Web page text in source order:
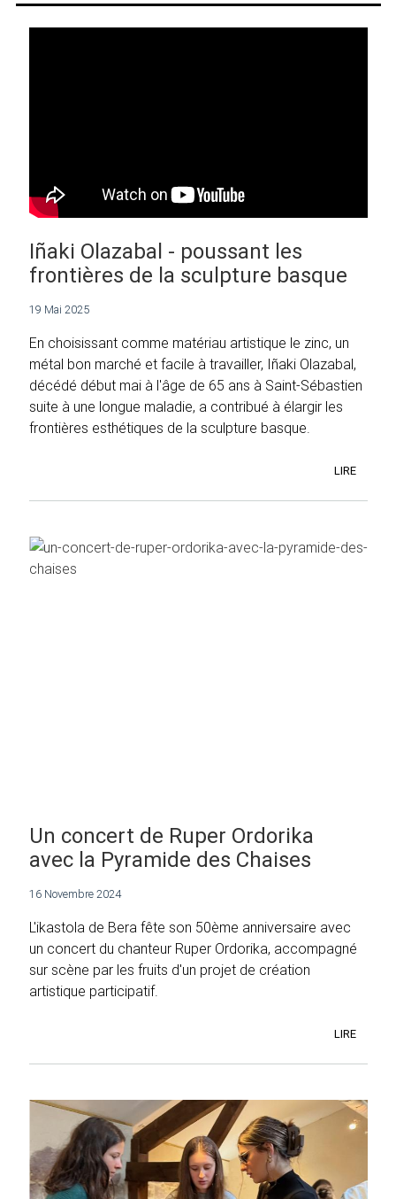
Iñaki Olazabal - poussant les
frontières de la sculpture basque
19 Mai 2025
En choisissant comme matériau artistique le zinc, un
métal bon marché et facile à travailler, Iñaki Olazabal,
décédé début mai à l'âge de 65 ans à Saint-Sébastien
suite à une longue maladie, a contribué à élargir les
frontières esthétiques de la sculpture basque.
LIRE
Un concert de Ruper Ordorika
avec la Pyramide des Chaises
16 Novembre 2024
L'ikastola de Bera fête son 50ème anniversaire avec
un concert du chanteur Ruper Ordorika, accompagné
sur scène par les fruits d'un projet de création
artistique participatif.
LIRE